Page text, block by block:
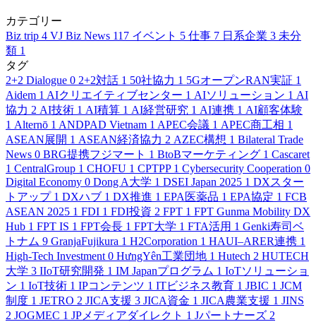
カテゴリー
Biz trip 4 VJ Biz News 117 イベント 5 仕事 7 日系企業 3 未分
類 1
タグ
2+2 Dialogue 0 2+2対話 1 50社協力 1 5GオープンRAN実証 1
Aidem 1 AIクリエイティブセンター 1 AIソリューション 1 AI
協力 2 AI技術 1 AI積算 1 AI経営研究 1 AI連携 1 AI顧客体験
1 Alternō 1 ANDPAD Vietnam 1 APEC会議 1 APEC商工相 1
ASEAN展開 1 ASEAN経済協力 2 AZEC構想 1 Bilateral Trade
News 0 BRG提携フジマート 1 BtoBマーケティング 1 Cascaret
1 CentralGroup 1 CHOFU 1 CPTPP 1 Cybersecurity Cooperation 0
Digital Economy 0 Dong A大学 1 DSEI Japan 2025 1 DXスター
トアップ 1 DXハブ 1 DX推進 1 EPA医薬品 1 EPA協定 1 FCB
ASEAN 2025 1 FDI 1 FDI投資 2 FPT 1 FPT Gunma Mobility DX
Hub 1 FPT IS 1 FPT会長 1 FPT大学 1 FTA活用 1 Genki寿司ベ
トナム 9 GranjaFujikura 1 H2Corporation 1 HAUI–ARER連携 1
High-Tech Investment 0 HưngYên工業団地 1 Hutech 2 HUTECH
大学 3 IIoT研究開発 1 IM Japanプログラム 1 IoTソリューショ
ン 1 IoT技術 1 IPコンテンツ 1 ITビジネス教育 1 JBIC 1 JCM
制度 1 JETRO 2 JICA支援 3 JICA資金 1 JICA農業支援 1 JINS
2 JOGMEC 1 JPメディアダイレクト 1 Jパートナーズ 2